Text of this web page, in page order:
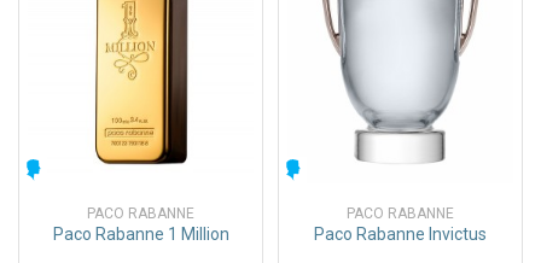
МУЖСКИЕ
PACO RABANNE
Paco Rabanne 1 Million
PACO RABANNE
Paco Rabanne Invictus